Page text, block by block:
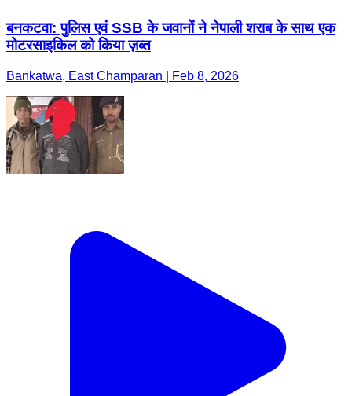
बनकटवा: पुलिस एवं SSB के जवानों ने नेपाली शराब के साथ एक
मोटरसाइकिल को किया ज़ब्त
Bankatwa, East Champaran | Feb 8, 2026